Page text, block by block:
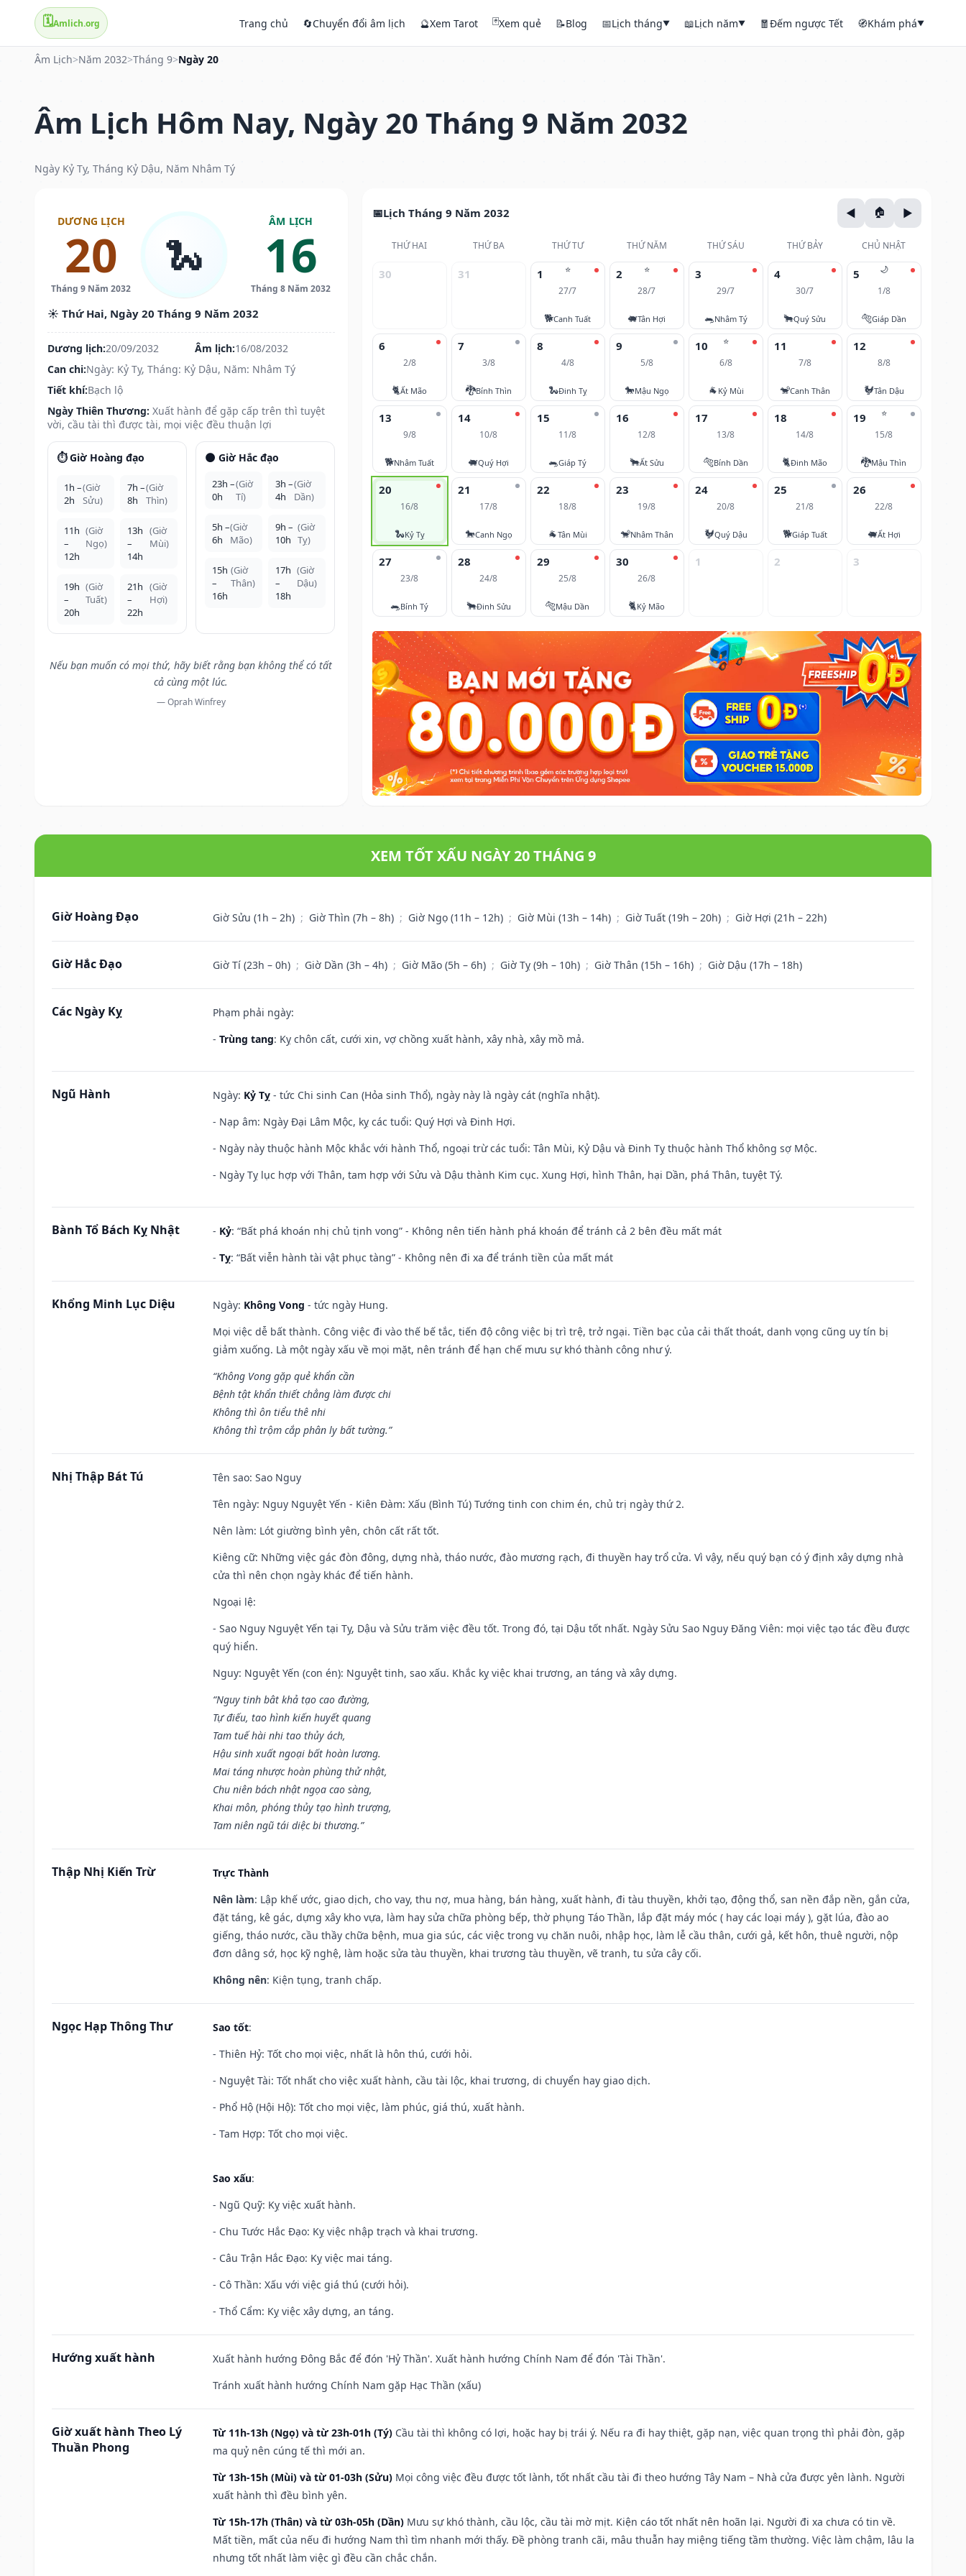
🗓️Amlich.org Trang chủ 🔄Chuyển đổi âm lịch 🔮Xem Tarot 🃏Xem quẻ 📝Blog 📅Lịch tháng▼ 📖Lịch năm▼ 🧧Đếm ngược Tết 🧭Khám phá▼
Âm Lịch>Năm 2032>Tháng 9>Ngày 20
Âm Lịch Hôm Nay, Ngày 20 Tháng 9 Năm 2032
Ngày Kỷ Tỵ, Tháng Kỷ Dậu, Năm Nhâm Tý
DƯƠNG LỊCH
20
Tháng 9 Năm 2032
🐍
ÂM LỊCH
16
Tháng 8 Năm 2032
☀️ Thứ Hai, Ngày 20 Tháng 9 Năm 2032
Dương lịch:20/09/2032 Âm lịch:16/08/2032
Can chi:Ngày: Kỷ Tỵ, Tháng: Kỷ Dậu, Năm: Nhâm Tý
Tiết khí:Bạch lộ
Ngày Thiên Thương: Xuất hành để gặp cấp trên thì tuyệt
vời, cầu tài thì được tài, mọi việc đều thuận lợi
⏱️ Giờ Hoàng đạo
1h –
2h
(Giờ
Sửu)
7h –
8h
(Giờ
Thìn)
11h
–
12h
(Giờ
Ngọ)
13h
–
14h
(Giờ
Mùi)
19h
–
20h
(Giờ
Tuất)
21h
–
22h
(Giờ
Hợi)
🌑 Giờ Hắc đạo
23h –
0h
(Giờ
Tí)
3h –
4h
(Giờ
Dần)
5h –
6h
(Giờ
Mão)
9h –
10h
(Giờ
Tỵ)
15h
–
16h
(Giờ
Thân)
17h
–
18h
(Giờ
Dậu)
Nếu bạn muốn có mọi thứ, hãy biết rằng bạn không thể có tất
cả cùng một lúc.
— Oprah Winfrey
Lịch Tháng 9 Năm 2032
THỨ HAI THỨ BA THỨ TƯ THỨ NĂM THỨ SÁU THỨ BẢY CHỦ NHẬT
30 31 ⭐
1
27/7
🐕Canh Tuất
⭐
2
28/7
🐖Tân Hợi
3
29/7
🐀Nhâm Tý
4
30/7
🐂Quý Sửu
🌙
5
1/8
🐅Giáp Dần
6
2/8
🐈Ất Mão
7
3/8
🐉Bính Thìn
8
4/8
🐍Đinh Tỵ
9
5/8
🐎Mậu Ngọ
⭐
10
6/8
🐐 Kỷ Mùi
11
7/8
🐒Canh Thân
12
8/8
🐓Tân Dậu
13
9/8
🐕Nhâm Tuất
14
10/8
🐖Quý Hợi
15
11/8
🐀Giáp Tý
16
12/8
🐂Ất Sửu
17
13/8
🐅Bính Dần
18
14/8
🐈Đinh Mão
⭐
19
15/8
🐉Mậu Thìn
20
16/8
🐍Kỷ Tỵ
21
17/8
🐎Canh Ngọ
22
18/8
🐐Tân Mùi
23
19/8
🐒Nhâm Thân
24
20/8
🐓Quý Dậu
25
21/8
🐕Giáp Tuất
26
22/8
🐖Ất Hợi
27
23/8
🐀Bính Tý
28
24/8
🐂Đinh Sửu
29
25/8
🐅Mậu Dần
30
26/8
🐈Kỷ Mão
1 2 3
XEM TỐT XẤU NGÀY 20 THÁNG 9
Giờ Hoàng Đạo Giờ Sửu (1h – 2h) ; Giờ Thìn (7h – 8h) ; Giờ Ngọ (11h – 12h) ; Giờ Mùi (13h – 14h) ; Giờ Tuất (19h – 20h) ; Giờ Hợi (21h – 22h)
Giờ Hắc Đạo Giờ Tí (23h – 0h) ; Giờ Dần (3h – 4h) ; Giờ Mão (5h – 6h) ; Giờ Tỵ (9h – 10h) ; Giờ Thân (15h – 16h) ; Giờ Dậu (17h – 18h)
Các Ngày Kỵ
Phạm phải ngày:
- Trùng tang: Kỵ chôn cất, cưới xin, vợ chồng xuất hành, xây nhà, xây mồ mả.
Ngũ Hành Ngày: Kỷ Tỵ - tức Chi sinh Can (Hỏa sinh Thổ), ngày này là ngày cát (nghĩa nhật).
- Nạp âm: Ngày Đại Lâm Mộc, kỵ các tuổi: Quý Hợi và Đinh Hợi.
- Ngày này thuộc hành Mộc khắc với hành Thổ, ngoại trừ các tuổi: Tân Mùi, Kỷ Dậu và Đinh Tỵ thuộc hành Thổ không sợ Mộc.
- Ngày Tỵ lục hợp với Thân, tam hợp với Sửu và Dậu thành Kim cục. Xung Hợi, hình Thân, hại Dần, phá Thân, tuyệt Tý.
Bành Tổ Bách Kỵ Nhật - Kỷ: “Bất phá khoán nhị chủ tịnh vong” - Không nên tiến hành phá khoán để tránh cả 2 bên đều mất mát
- Tỵ: “Bất viễn hành tài vật phục tàng” - Không nên đi xa để tránh tiền của mất mát
Khổng Minh Lục Diệu Ngày: Không Vong - tức ngày Hung.
Mọi việc dễ bất thành. Công việc đi vào thế bế tắc, tiến độ công việc bị trì trệ, trở ngại. Tiền bạc của cải thất thoát, danh vọng cũng uy tín bị
giảm xuống. Là một ngày xấu về mọi mặt, nên tránh để hạn chế mưu sự khó thành công như ý.
“Không Vong gặp quẻ khẩn cần
Bệnh tật khẩn thiết chẳng làm được chi
Không thì ôn tiểu thê nhi
Không thì trộm cắp phân ly bất tường.”
Nhị Thập Bát Tú Tên sao: Sao Nguy
Tên ngày: Nguy Nguyệt Yến - Kiên Đàm: Xấu (Bình Tú) Tướng tinh con chim én, chủ trị ngày thứ 2.
Nên làm: Lót giường bình yên, chôn cất rất tốt.
Kiêng cữ: Những việc gác đòn đông, dựng nhà, tháo nước, đào mương rạch, đi thuyền hay trổ cửa. Vì vậy, nếu quý bạn có ý định xây dựng nhà
cửa thì nên chọn ngày khác để tiến hành.
Ngoại lệ:
- Sao Nguy Nguyệt Yến tại Tỵ, Dậu và Sửu trăm việc đều tốt. Trong đó, tại Dậu tốt nhất. Ngày Sửu Sao Nguy Đăng Viên: mọi việc tạo tác đều được
quý hiển.
Nguy: Nguyệt Yến (con én): Nguyệt tinh, sao xấu. Khắc kỵ việc khai trương, an táng và xây dựng.
“Nguy tinh bât khả tạo cao đường,
Tự điếu, tao hình kiến huyết quang
Tam tuế hài nhi tao thủy ách,
Hậu sinh xuất ngoại bất hoàn lương.
Mai táng nhược hoàn phùng thử nhật,
Chu niên bách nhật ngọa cao sàng,
Khai môn, phóng thủy tạo hình trượng,
Tam niên ngũ tái diệc bi thương.”
Thập Nhị Kiến Trừ
Trực Thành
Nên làm: Lập khế ước, giao dịch, cho vay, thu nợ, mua hàng, bán hàng, xuất hành, đi tàu thuyền, khởi tạo, động thổ, san nền đắp nền, gắn cửa,
đặt táng, kê gác, dựng xây kho vựa, làm hay sửa chữa phòng bếp, thờ phụng Táo Thần, lắp đặt máy móc ( hay các loại máy ), gặt lúa, đào ao
giếng, tháo nước, cầu thầy chữa bệnh, mua gia súc, các việc trong vụ chăn nuôi, nhập học, làm lễ cầu thân, cưới gả, kết hôn, thuê người, nộp
đơn dâng sớ, học kỹ nghệ, làm hoặc sửa tàu thuyền, khai trương tàu thuyền, vẽ tranh, tu sửa cây cối.
Không nên: Kiện tụng, tranh chấp.
Ngọc Hạp Thông Thư Sao tốt:
- Thiên Hỷ: Tốt cho mọi việc, nhất là hôn thú, cưới hỏi.
- Nguyệt Tài: Tốt nhất cho việc xuất hành, cầu tài lộc, khai trương, di chuyển hay giao dịch.
- Phổ Hộ (Hội Hộ): Tốt cho mọi việc, làm phúc, giá thú, xuất hành.
- Tam Hợp: Tốt cho mọi việc.
Sao xấu:
- Ngũ Quỹ: Kỵ việc xuất hành.
- Chu Tước Hắc Đạo: Kỵ việc nhập trạch và khai trương.
- Câu Trận Hắc Đạo: Kỵ việc mai táng.
- Cô Thần: Xấu với việc giá thú (cưới hỏi).
- Thổ Cẩm: Kỵ việc xây dựng, an táng.
Hướng xuất hành
Xuất hành hướng Đông Bắc để đón 'Hỷ Thần'. Xuất hành hướng Chính Nam để đón 'Tài Thần'.
Tránh xuất hành hướng Chính Nam gặp Hạc Thần (xấu)
Giờ xuất hành Theo Lý
Thuần Phong
Từ 11h-13h (Ngọ) và từ 23h-01h (Tý) Cầu tài thì không có lợi, hoặc hay bị trái ý. Nếu ra đi hay thiệt, gặp nạn, việc quan trọng thì phải đòn, gặp
ma quỷ nên cúng tế thì mới an.
Từ 13h-15h (Mùi) và từ 01-03h (Sửu) Mọi công việc đều được tốt lành, tốt nhất cầu tài đi theo hướng Tây Nam – Nhà cửa được yên lành. Người
xuất hành thì đều bình yên.
Từ 15h-17h (Thân) và từ 03h-05h (Dần) Mưu sự khó thành, cầu lộc, cầu tài mờ mịt. Kiện cáo tốt nhất nên hoãn lại. Người đi xa chưa có tin về.
Mất tiền, mất của nếu đi hướng Nam thì tìm nhanh mới thấy. Đề phòng tranh cãi, mâu thuẫn hay miệng tiếng tầm thường. Việc làm chậm, lâu la
nhưng tốt nhất làm việc gì đều cần chắc chắn.